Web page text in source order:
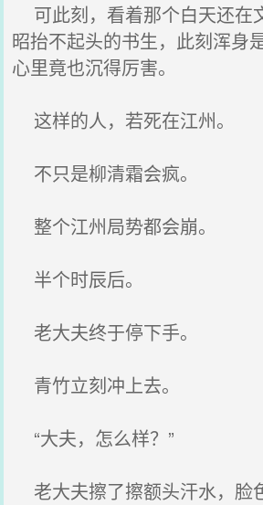
可此刻，看着那个白天还在
昭抬不起头的书生，此刻浑身
心里竟也沉得厉害。
这样的人，若死在江州。
不只是柳清霜会疯。
整个江州局势都会崩。
半个时辰后。
老大夫终于停下手。
青竹立刻冲上去。
“大夫，怎么样？”
老大夫擦了擦额头汗水，脸